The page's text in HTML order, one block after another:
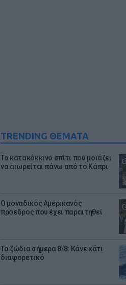
TRENDING ΘΕΜΑΤΑ
Το κατακόκκινο σπίτι που μοιάζει
να αιωρείται πάνω από το Κάπρι
Ο μοναδικός Αμερικανός
πρόεδρος που έχει παραιτηθεί
Τα ζώδια σήμερα 8/8: Κάνε κάτι
διαφορετικό